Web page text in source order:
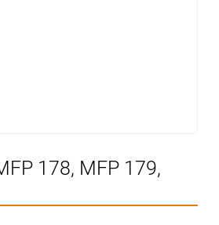
178, MFP 179,